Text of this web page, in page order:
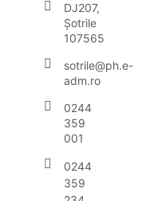
DJ207,
Șotrile
107565
sotrile@ph.e-
adm.ro
0244
359
001
0244
359